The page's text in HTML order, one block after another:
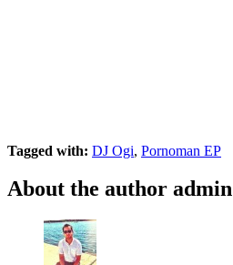
Tagged with: DJ Ogi, Pornoman EP
About the author admin